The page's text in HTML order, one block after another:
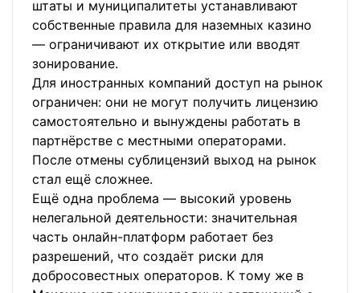
штаты и муниципалитеты устанавливают
собственные правила для наземных казино
— ограничивают их открытие или вводят
зонирование.
Для иностранных компаний доступ на рынок
ограничен: они не могут получить лицензию
самостоятельно и вынуждены работать в
партнёрстве с местными операторами.
После отмены сублицензий выход на рынок
стал ещё сложнее.
Ещё одна проблема — высокий уровень
нелегальной деятельности: значительная
часть онлайн-платформ работает без
разрешений, что создаёт риски для
добросовестных операторов. К тому же в